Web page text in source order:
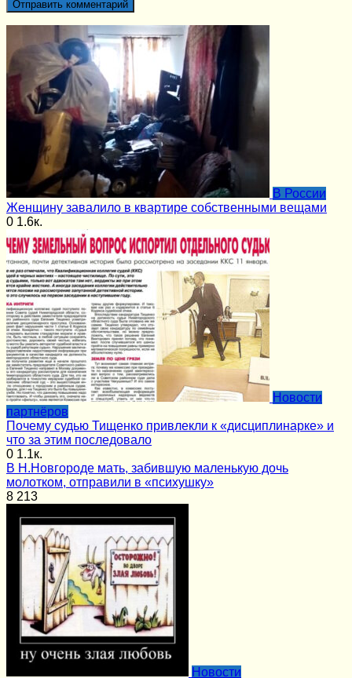
В России
Женщину завалило в квартире собственными вещами
0 1.6к.
Новости
партнёров
Почему судью Тищенко привлекли к «дисциплинарке» и
что за этим последовало
0 1.1к.
В Н.Новгороде мать, забившую маленькую дочь
молотком, отправили в «психушку»
8 213
Новости